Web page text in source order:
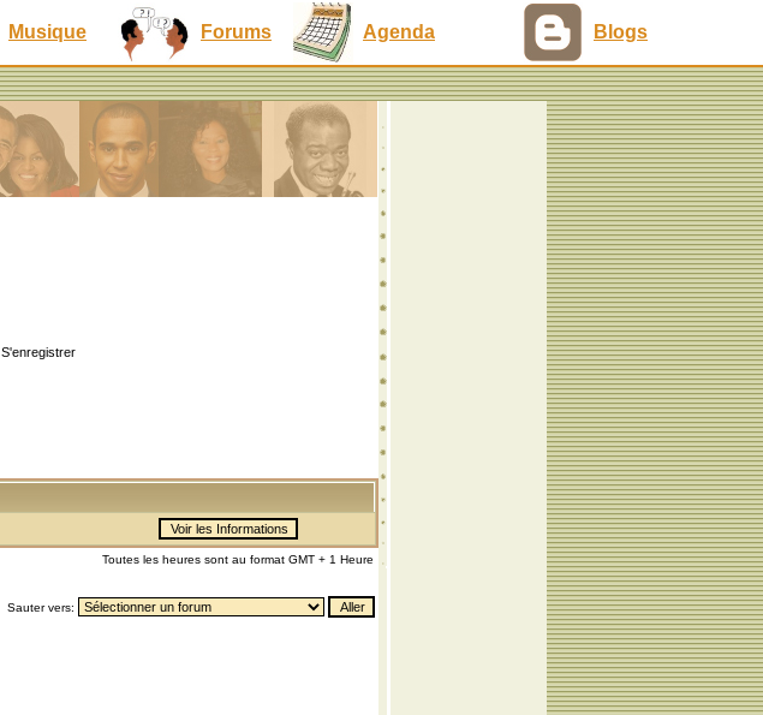
Musique Forums Agenda Blogs
S'enregistrer
Toutes les heures sont au format GMT + 1 Heure
Sauter vers: